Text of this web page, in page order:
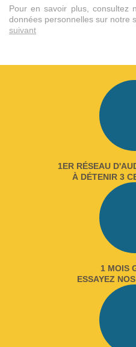
Pour en savoir plus, consultez
données personnelles sur notre
suivant
1ER RÉSEAU
À DÉTENIR 3
1 MOIS
ESSAYEZ